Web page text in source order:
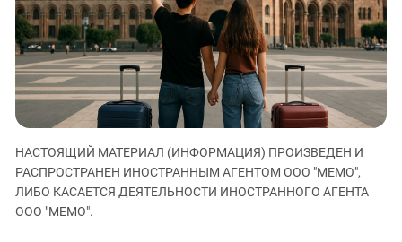
ЗАСТАВЛЯЕТ
КАВКАЗ ЗА ПАЛЕСТИНУ
ИНАКОМЫСЛИЕ В ЧЕЧНЕ
ПРЕСЛЕДОВАНИЕ АКТИВИСТОВ
МОБИЛИЗАЦИЯ И ПРОТЕСТЫ
Дагестан
Ингушетия
Кабардино-Балкария
Калмыкия
Карачаево-Черкесия
Краснодарский край
Российская Федерация
НАСТОЯЩИЙ МАТЕРИАЛ (ИНФОРМАЦИЯ) ПРОИЗВЕДЕН И
РАСПРОСТРАНЕН ИНОСТРАННЫМ АГЕНТОМ ООО "МЕМО",
ЛИБО КАСАЕТСЯ ДЕЯТЕЛЬНОСТИ ИНОСТРАННОГО АГЕНТА
ООО "МЕМО".